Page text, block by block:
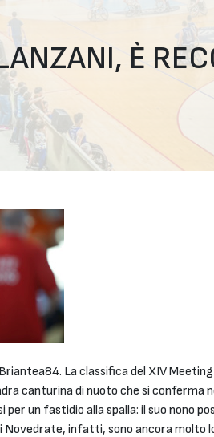
È
La classifica del XIV
canturina di nuoto che si conferma
un fastidio alla spalla: il suo nono
infatti, sono ancora molto